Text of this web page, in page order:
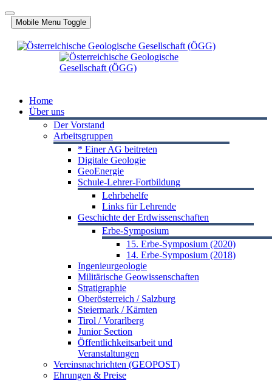
Mobile Menu Toggle
Home
Über uns
Der Vorstand
Arbeitsgruppen
* Einer AG beitreten
Digitale Geologie
GeoEnergie
Schule-Lehrer-Fortbildung
Lehrbehelfe
Links für Lehrende
Geschichte der Erdwissenschaften
Erbe-Symposium
15. Erbe-Symposium (2020)
14. Erbe-Symposium (2018)
Ingenieurgeologie
Militärische Geowissenschaften
Stratigraphie
Oberösterreich / Salzburg
Steiermark / Kärnten
Tirol / Vorarlberg
Junior Section
Öffentlichkeitsarbeit und
Veranstaltungen
Vereinsnachrichten (GEOPOST)
Ehrungen & Preise
Jahr
Monat
Jahr
Monat